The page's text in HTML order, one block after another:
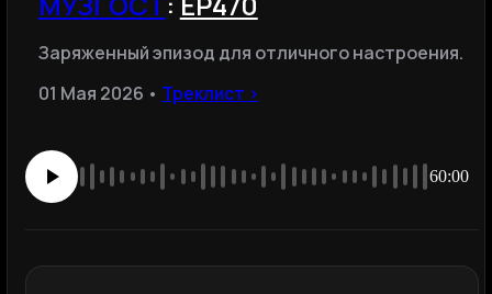
Заряженный эпизод для отличного настроения.
01 Мая 2026 • Треклист ›
60:00